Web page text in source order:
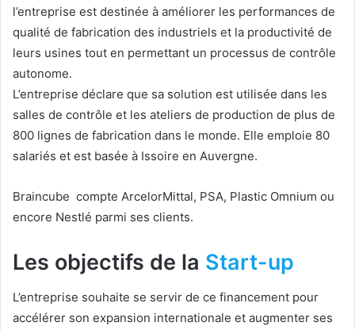
l’entreprise est destinée à améliorer les performances de
qualité de fabrication des industriels et la productivité de
leurs usines tout en permettant un processus de contrôle
autonome.
L’entreprise déclare que sa solution est utilisée dans les
salles de contrôle et les ateliers de production de plus de
800 lignes de fabrication dans le monde. Elle emploie 80
salariés et est basée à Issoire en Auvergne.
Braincube compte ArcelorMittal, PSA, Plastic Omnium ou
encore Nestlé parmi ses clients.
Les objectifs de la Start-up
L’entreprise souhaite se servir de ce financement pour
accélérer son expansion internationale et augmenter ses